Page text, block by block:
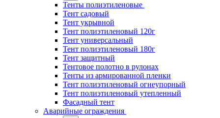
Тенты полиэтиленовые
Тент садовый
Тент укрывной
Тент полиэтиленовый 120г
Тент универсальный
Тент полиэтиленовый 180г
Тент защитный
Тентовое полотно в рулонах
Тенты из армированной пленки
Тент полиэтиленовый огнеупорный
Тент полиэтиленовый утепленный
Фасадный тент
Аварийные ограждения